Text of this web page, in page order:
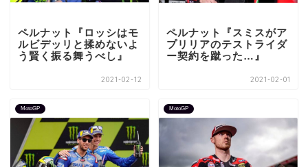
ペルナット『ロッシはモ
ルビデッリと揉めないよ
う賢く振る舞うべし』
2021-02-12
ペルナット『スミスがア
プリリアのテストライダ
ー契約を蹴った…』
2021-02-01
MotoGP MotoGP